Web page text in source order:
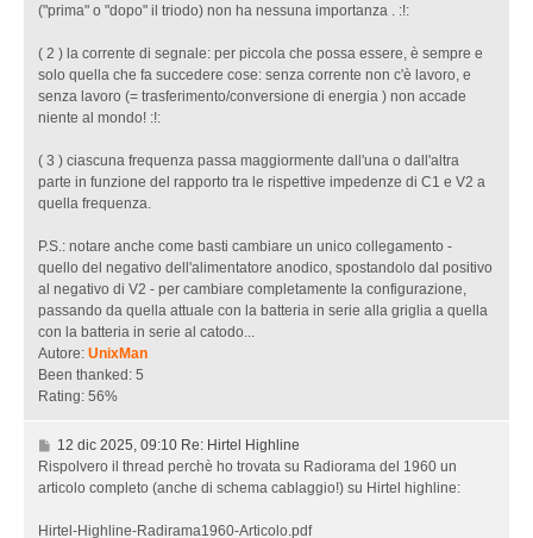
o
r
e
c
o
e
c
8
1
0
("prima" o "dopo" il triodo) non ha nessuna importanza . :!:
( 2 ) la corrente di segnale: per piccola che possa essere, è sempre e
solo quella che fa succedere cose: senza corrente non c'è lavoro, e
senza lavoro (= trasferimento/conversione di energia ) non accade
niente al mondo! :!:
( 3 ) ciascuna frequenza passa maggiormente dall'una o dall'altra
parte in funzione del rapporto tra le rispettive impedenze di C1 e V2 a
quella frequenza.
P.S.: notare anche come basti cambiare un unico collegamento -
quello del negativo dell'alimentatore anodico, spostandolo dal positivo
al negativo di V2 - per cambiare completamente la configurazione,
passando da quella attuale con la batteria in serie alla griglia a quella
con la batteria in serie al catodo...
Autore: UnixMan
Been thanked: 5
Rating: 56%
1
2
d
c
12 dic 2025, 09:10 Re: Hirtel Highline
Rispolvero il thread perchè ho trovata su Radiorama del 1960 un
articolo completo (anche di schema cablaggio!) su Hirtel highline:
Hirtel-Highline-Radirama1960-Articolo.pdf